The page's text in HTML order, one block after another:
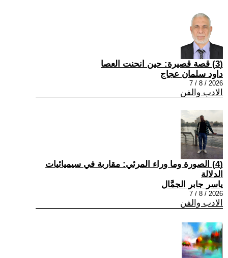
(3) قصة قصيرة: حين انحنت العصا
داود سلمان عجاج
2026 / 8 / 7
الادب والفن
(4) الصورة وما وراء المرئي: مقاربة في سيميائيات
الدلالة
ياسر جابر الجمَّال
2026 / 8 / 7
الادب والفن